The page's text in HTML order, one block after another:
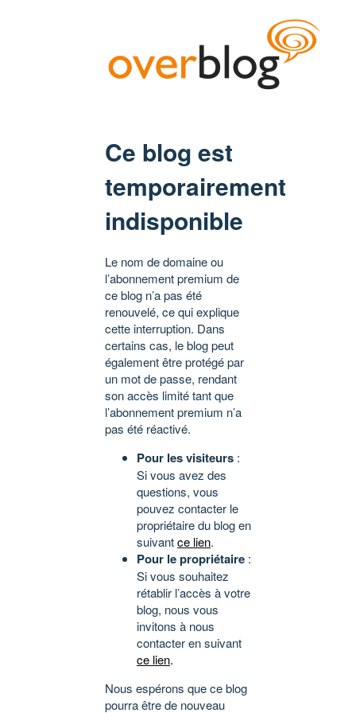
Ce blog est
temporairement
indisponible
Le nom de domaine ou
l’abonnement premium de
ce blog n’a pas été
renouvelé, ce qui explique
cette interruption. Dans
certains cas, le blog peut
également être protégé par
un mot de passe, rendant
son accès limité tant que
l’abonnement premium n’a
pas été réactivé.
Pour les visiteurs :
Si vous avez des
questions, vous
pouvez contacter le
propriétaire du blog en
suivantce lien.
Pour le propriétaire :
Si vous souhaitez
rétablir l’accès à votre
blog, nous vous
invitons à nous
contacter en suivant
ce lien.
Nous espérons que ce blog
pourra être de nouveau